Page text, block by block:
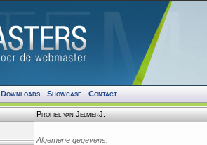
Downloads - Showcase - Contact
Profiel van JelmerJ:
Algemene gegevens: